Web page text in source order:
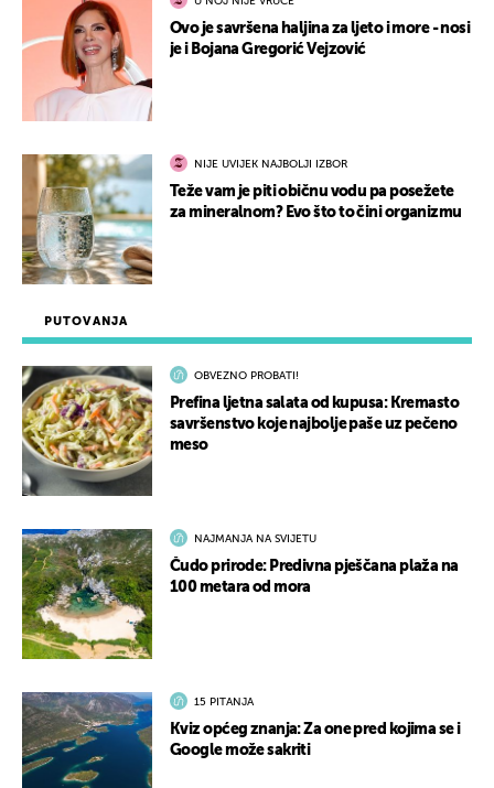
PUTOVANJA
OBVEZNO PROBATI!
Prefina ljetna salata od kupusa: Kremasto
savršenstvo koje najbolje paše uz pečeno
meso
NAJMANJA NA SVIJETU
Čudo prirode: Predivna pješčana plaža na
100 metara od mora
15 PITANJA
Kviz općeg znanja: Za one pred kojima se i
Google može sakriti
Ovo je savršena haljina za ljeto i more - nosi
je i Bojana Gregorić Vejzović
NIJE UVIJEK NAJBOLJI IZBOR
Teže vam je piti običnu vodu pa posežete
za mineralnom? Evo što to čini organizmu